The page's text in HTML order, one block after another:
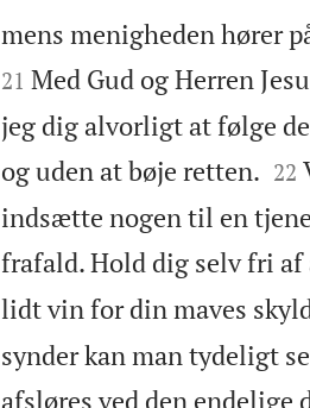
mens menigheden hører
21 Med Gud og Herren
jeg dig alvorligt at følge
og uden at bøje retten.
22
indsætte nogen til en
frafald. Hold dig selv fri af
lidt vin for din maves
synder kan man tydeligt
afsløres ved den endelige